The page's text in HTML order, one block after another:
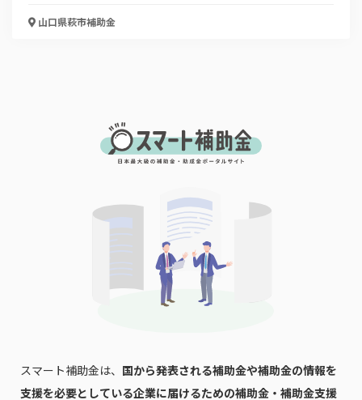
山口県萩市補助金
スマート補助金は、 国から発表される補助金や補助金の情報を
支援を必要としている企業に届けるための補助金・補助金支援